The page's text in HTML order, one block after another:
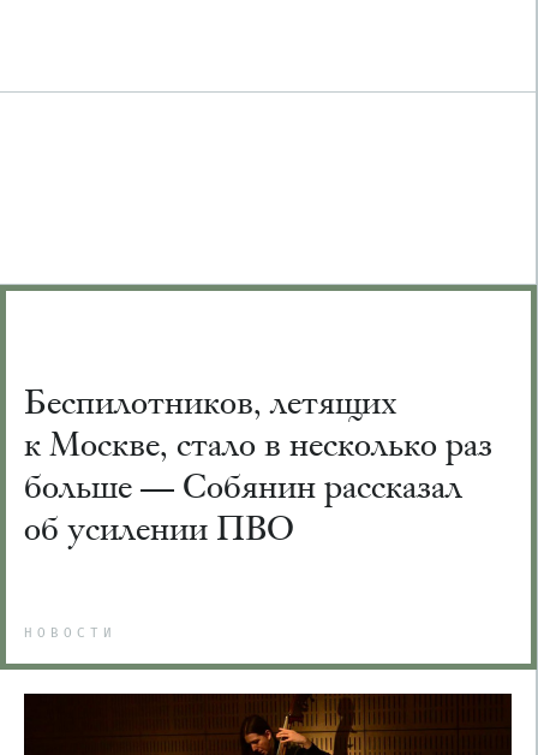
Беспилотников, летящих
к Москве, стало в несколько раз
больше — Собянин рассказал
об усилении ПВО
НОВОСТИ